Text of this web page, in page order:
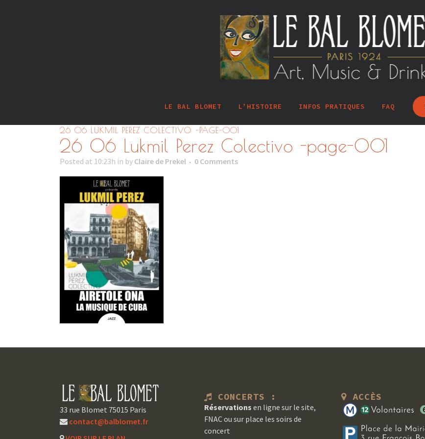
LE BAL BLOMET L’HISTOIRE INFOS PRATIQUES FAQ
26 06 LUKMIL PEREZ COLECTIVO -PAGE-001
26 06 Lukmil Perez Colectivo -page-001
Posted at 10:23h in by Claire de Prekel 0 Comments
33 rue Blomet 75015 Paris
contact@balblomet.fr
CONCERTS :
Réservations en ligne sur le site,
FNAC ou sur place les soirs de
concert
ACCÈS